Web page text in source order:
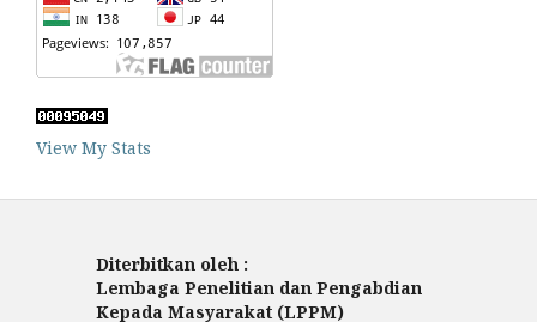
View My Stats
Diterbitkan oleh :
Lembaga Penelitian dan Pengabdian
Kepada Masyarakat (LPPM)